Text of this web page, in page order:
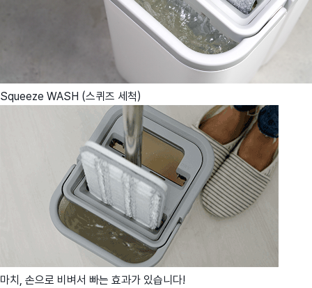
Squeeze WASH (스퀴즈 세척)
마치, 손으로 비벼서 빠는 효과가 있습니다!